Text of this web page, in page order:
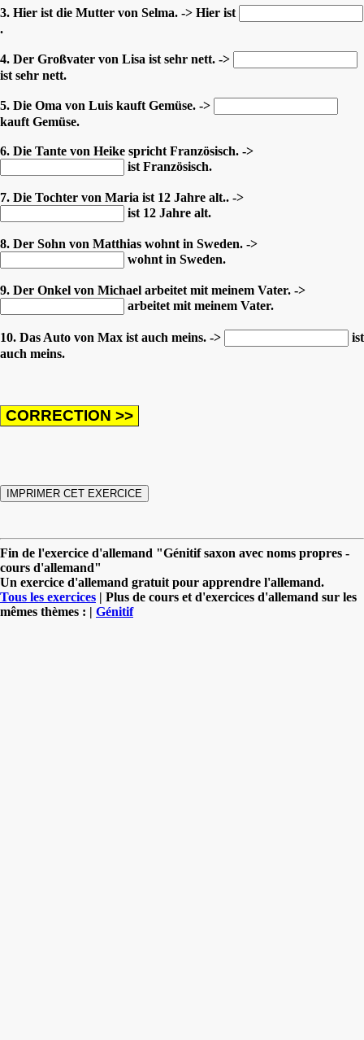
3. Hier ist die Mutter von Selma. -> Hier ist
.
4. Der Großvater von Lisa ist sehr nett. ->
ist sehr nett.
5. Die Oma von Luis kauft Gemüse. ->
kauft Gemüse.
6. Die Tante von Heike spricht Französisch. ->
ist Französisch.
7. Die Tochter von Maria ist 12 Jahre alt.. ->
ist 12 Jahre alt.
8. Der Sohn von Matthias wohnt in Sweden. ->
wohnt in Sweden.
9. Der Onkel von Michael arbeitet mit meinem Vater. ->
arbeitet mit meinem Vater.
10. Das Auto von Max ist auch meins. ->
ist
auch meins.
Fin de l'exercice d'allemand "Génitif saxon avec noms propres -
cours d'allemand"
Un exercice d'allemand gratuit pour apprendre l'allemand.
Tous les exercices | Plus de cours et d'exercices d'allemand sur les
mêmes thèmes : | Génitif